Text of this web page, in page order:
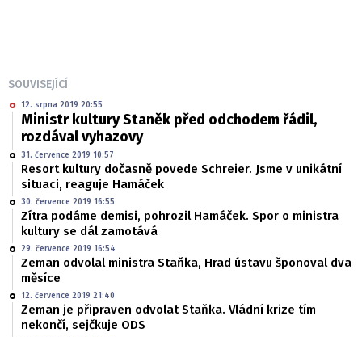
SOUVISEJÍCÍ
12. srpna 2019 20:55
Ministr kultury Staněk před odchodem řádil,
rozdával vyhazovy
31. července 2019 10:57
Resort kultury dočasně povede Schreier. Jsme v unikátní
situaci, reaguje Hamáček
30. července 2019 16:55
Zítra podáme demisi, pohrozil Hamáček. Spor o ministra
kultury se dál zamotává
29. července 2019 16:54
Zeman odvolal ministra Staňka, Hrad ústavu šponoval dva
měsíce
12. července 2019 21:40
Zeman je připraven odvolat Staňka. Vládní krize tím
nekončí, sejčkuje ODS